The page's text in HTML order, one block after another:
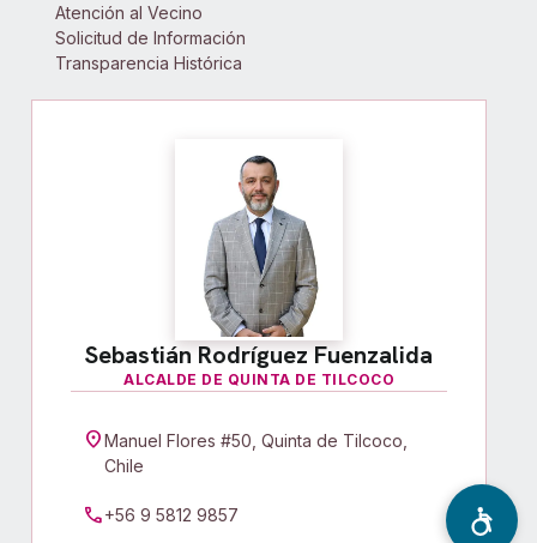
Atención al Vecino
Solicitud de Información
Transparencia Histórica
Sebastián Rodríguez Fuenzalida
ALCALDE DE QUINTA DE TILCOCO
location_onManuel Flores #50, Quinta de Tilcoco,
Chile
call+56 9 5812 9857